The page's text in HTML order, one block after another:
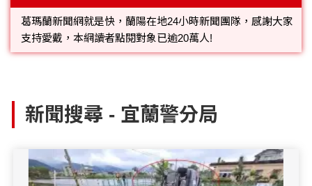
蘭陽大代誌
街坊大小事
交通警消
地方大小事
黨政新聞
總統大選
縣市長選舉
溫馨關懷
公益行善
民俗薪傳
時尚你我他
歡迎廣告託播，刊頭或新聞欄位:圖片或影音檔可連結指定官
網;詳洽各記者或聯繫：0910-259565洽詢。
新聞搜尋 - 宜蘭警分局